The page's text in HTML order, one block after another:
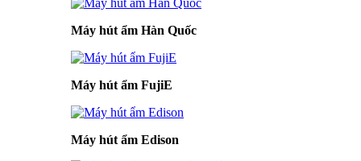
Máy hút ẩm Hàn Quốc
Máy hút ẩm FujiE
Máy hút ẩm Edison